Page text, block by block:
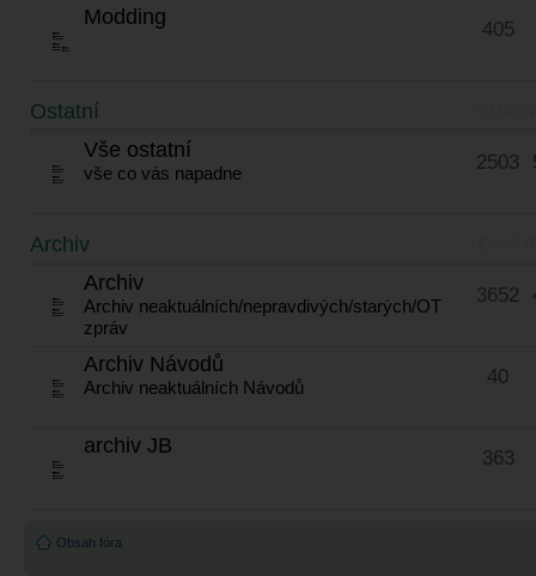
Modding
405
Ostatní
Vše ostatní
vše co vás napadne 2503
Archiv
Archiv
Archiv neaktuálních/nepravdivých/starých/OT
zpráv
3652
Archiv Návodů
Archiv neaktuálních Návodů 40
archiv JB
363
Obsah fóra